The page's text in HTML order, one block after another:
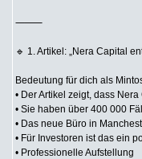
⸻
🔹 1. Artikel: „Nera Capital
Bedeutung für dich als
• Der Artikel zeigt, dass
• Sie haben über 400 000
• Das neue Büro in
• Für Investoren ist das ein
• Professionelle Aufstellung